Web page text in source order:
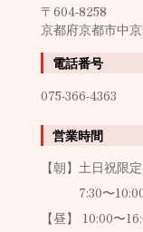
〒604-8258
京都府京都市中
電話番号
075-366-4363
営業時間
【朝】土日祝限定
7:30〜10:00
【昼】 10:00〜